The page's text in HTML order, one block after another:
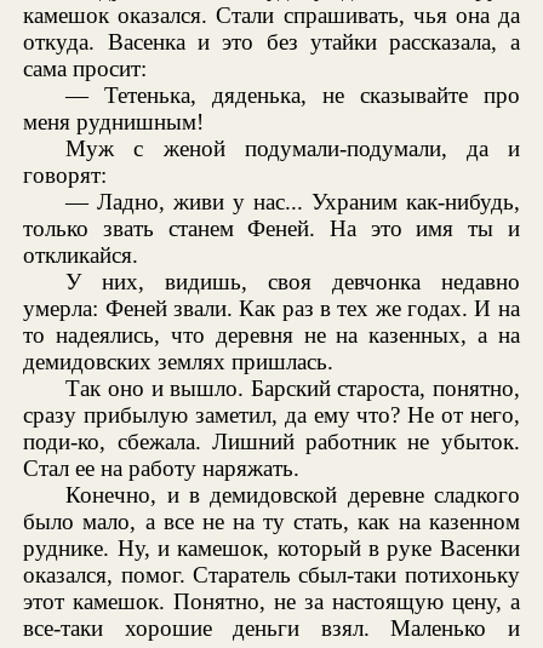
камешок оказался. Стали спрашивать, чья она да
откуда. Васенка и это без утайки рассказала, а
сама просит:
— Тетенька, дяденька, не сказывайте про
меня руднишным!
Муж с женой подумали-подумали, да и
говорят:
— Ладно, живи у нас... Ухраним как-нибудь,
только звать станем Феней. На это имя ты и
откликайся.
У них, видишь, своя девчонка недавно
умерла: Феней звали. Как раз в тех же годах. И на
то надеялись, что деревня не на казенных, а на
демидовских землях пришлась.
Так оно и вышло. Барский староста, понятно,
сразу прибылую заметил, да ему что? Не от него,
поди-ко, сбежала. Лишний работник не убыток.
Стал ее на работу наряжать.
Конечно, и в демидовской деревне сладкого
было мало, а все не на ту стать, как на казенном
руднике. Ну, и камешок, который в руке Васенки
оказался, помог. Старатель сбыл-таки потихоньку
этот камешок. Понятно, не за настоящую цену, а
все-таки хорошие деньги взял. Маленько и